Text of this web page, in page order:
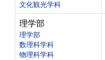
文化観光学科
理学部
理学部
数理科学科
物理科学科